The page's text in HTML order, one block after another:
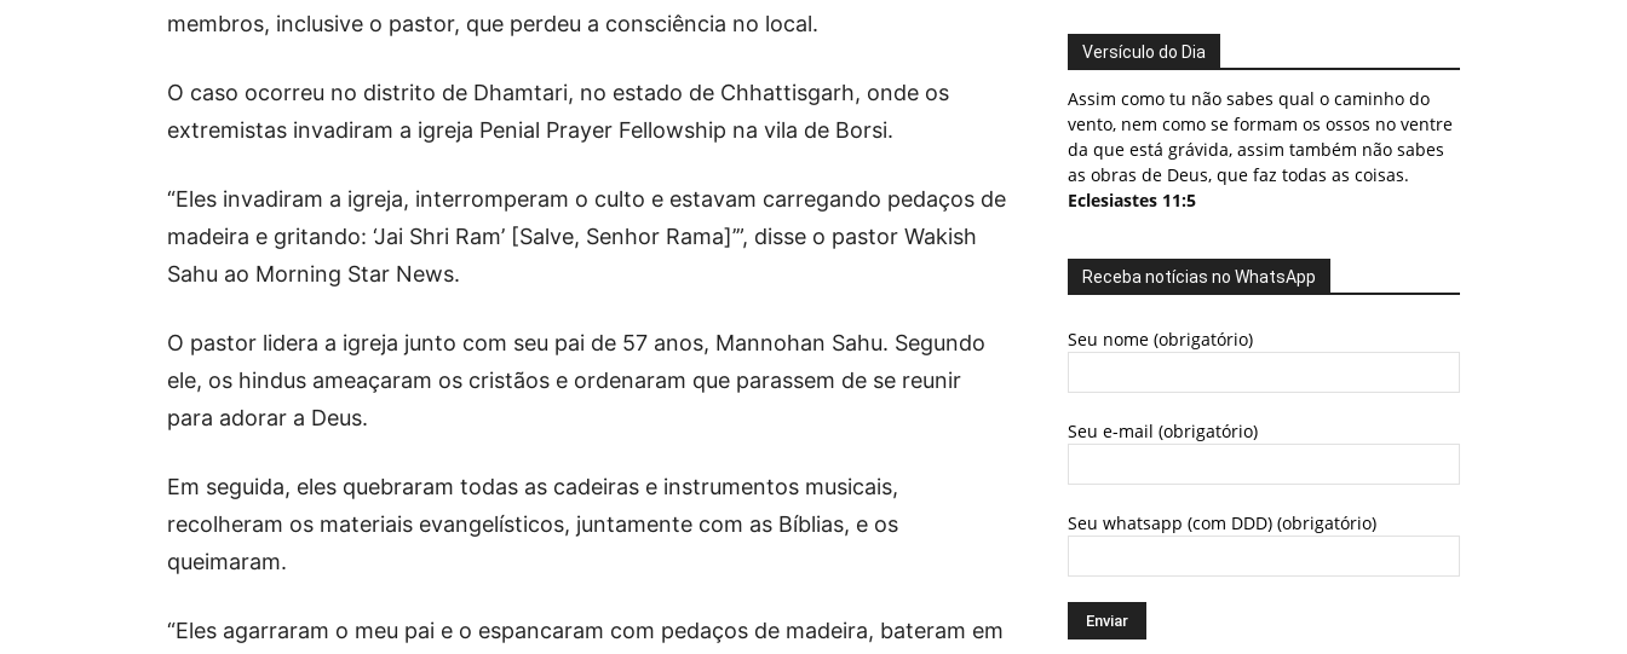
membros, inclusive o pastor, que perdeu a consciência no local.
O caso ocorreu no distrito de Dhamtari, no estado de Chhattisgarh, onde os
extremistas invadiram a igreja Penial Prayer Fellowship na vila de Borsi.
“Eles invadiram a igreja, interromperam o culto e estavam carregando pedaços de
madeira e gritando: ‘Jai Shri Ram’ [Salve, Senhor Rama]’”, disse o pastor Wakish
Sahu ao Morning Star News.
O pastor lidera a igreja junto com seu pai de 57 anos, Mannohan Sahu. Segundo
ele, os hindus ameaçaram os cristãos e ordenaram que parassem de se reunir
para adorar a Deus.
Em seguida, eles quebraram todas as cadeiras e instrumentos musicais,
recolheram os materiais evangelísticos, juntamente com as Bíblias, e os
queimaram.
“Eles agarraram o meu pai e o espancaram com pedaços de madeira, bateram em
Versículo do Dia
Assim como tu não sabes qual o caminho do
vento, nem como se formam os ossos no ventre
da que está grávida, assim também não sabes
as obras de Deus, que faz todas as coisas.
Eclesiastes 11:5
Receba notícias no WhatsApp
Seu nome (obrigatório)
Seu e-mail (obrigatório)
Seu whatsapp (com DDD) (obrigatório)